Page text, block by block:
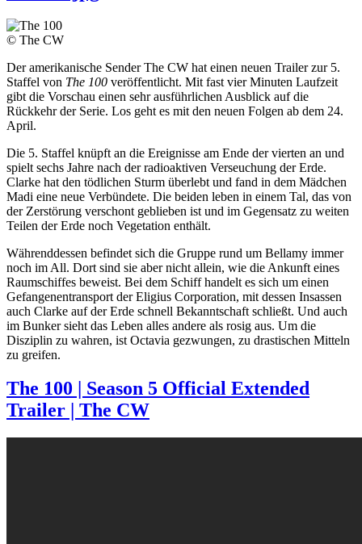
© The CW
Der amerikanische Sender The CW hat einen neuen Trailer zur 5.
Staffel von The 100 veröffentlicht. Mit fast vier Minuten Laufzeit
gibt die Vorschau einen sehr ausführlichen Ausblick auf die
Rückkehr der Serie. Los geht es mit den neuen Folgen ab dem 24.
April.
Die 5. Staffel knüpft an die Ereignisse am Ende der vierten an und
spielt sechs Jahre nach der radioaktiven Verseuchung der Erde.
Clarke hat den tödlichen Sturm überlebt und fand in dem Mädchen
Madi eine neue Verbündete. Die beiden leben in einem Tal, das von
der Zerstörung verschont geblieben ist und im Gegensatz zu weiten
Teilen der Erde noch Vegetation enthält.
Währenddessen befindet sich die Gruppe rund um Bellamy immer
noch im All. Dort sind sie aber nicht allein, wie die Ankunft eines
Raumschiffes beweist. Bei dem Schiff handelt es sich um einen
Gefangenentransport der Eligius Corporation, mit dessen Insassen
auch Clarke auf der Erde schnell Bekanntschaft schließt. Und auch
im Bunker sieht das Leben alles andere als rosig aus. Um die
Disziplin zu wahren, ist Octavia gezwungen, zu drastischen Mitteln
zu greifen.
The 100 | Season 5 Official Extended
Trailer | The CW